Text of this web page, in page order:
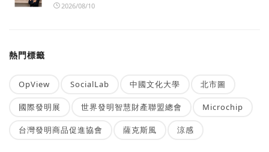
2026/08/10
熱門標籤
OpView SocialLab 中國文化大學 北市圖
國際發明展 世界發明智慧財產聯盟總會 Microchip
台灣發明商品促進協會 薩克斯風 涼感